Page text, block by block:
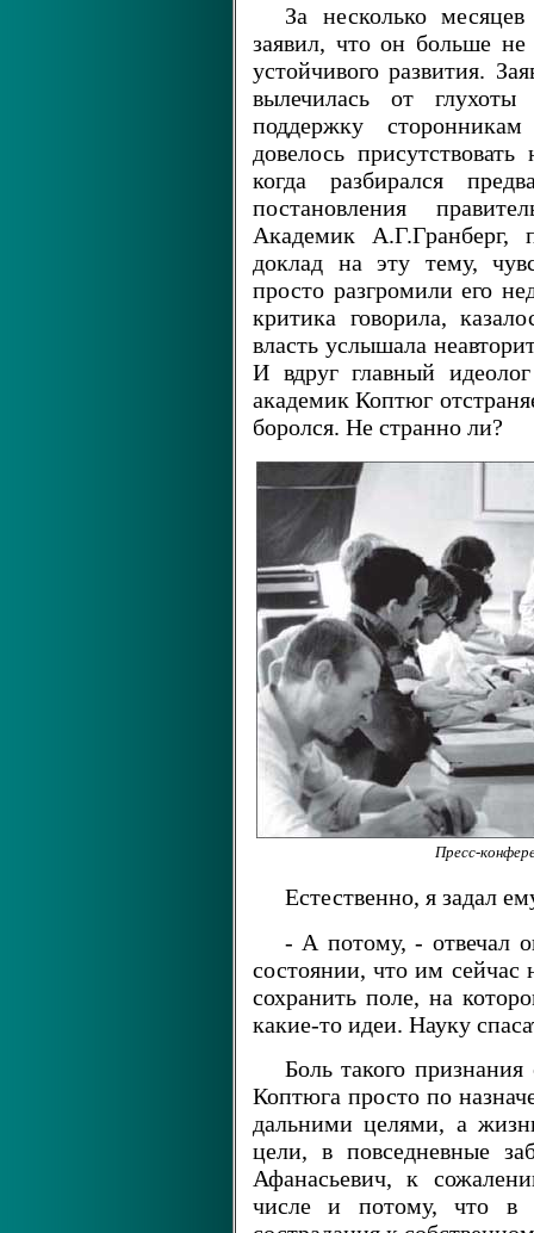
За несколько
заявил, что он больше не
устойчивого развития.
вылечилась от
поддержку
довелось
когда разбирался
постановления
Академик А.Г.Гранберг,
доклад на эту тему,
просто разгромили его
критика говорила,
власть услышала
И вдруг главный
академик Коптюг
боролся. Не странно ли?
Пресс-
Естественно, я задал
- А потому, - отвечал
состоянии, что им сейчас
сохранить поле, на
какие-то идеи. Науку
Боль такого
Коптюга просто по
дальними целями, а
цели, в повседневные
Афанасьевич, к
числе и потому, что